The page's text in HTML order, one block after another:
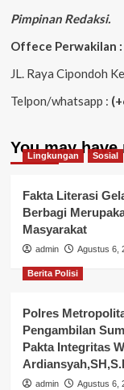
Pimpinan Redaksi.
Offece Perwakilan :
JL. Raya Cipondoh
Telpon/whatsapp :
You may have
Lingkungan Sosial
Fakta Literasi
Berbagi
Masyarakat
admin Agustus 6,
Berita Polisi
Polres
Pengambilan
Pakta Integritas
admin Agustus 6,